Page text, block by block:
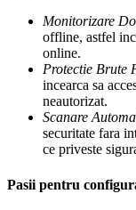
Monitorizare
offline, astfel
online.
Protectie Brute
incearca sa
neautorizat.
Scanare
securitate fara
ce priveste
Pasii pentru